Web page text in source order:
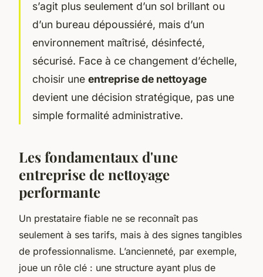
s’agit plus seulement d’un sol brillant ou
d’un bureau dépoussiéré, mais d’un
environnement maîtrisé, désinfecté,
sécurisé. Face à ce changement d’échelle,
choisir une entreprise de nettoyage
devient une décision stratégique, pas une
simple formalité administrative.
Les fondamentaux d'une
entreprise de nettoyage
performante
Un prestataire fiable ne se reconnaît pas
seulement à ses tarifs, mais à des signes tangibles
de professionnalisme. L’ancienneté, par exemple,
joue un rôle clé : une structure ayant plus de